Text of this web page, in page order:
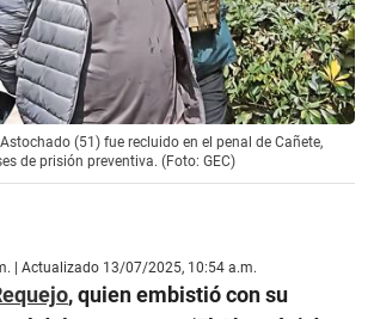
(51) fue recluido en el penal de Cañete,
de prisión preventiva. (Foto: GEC)
| Actualizado 13/07/2025, 10:54 a.m.
, quien embistió con su